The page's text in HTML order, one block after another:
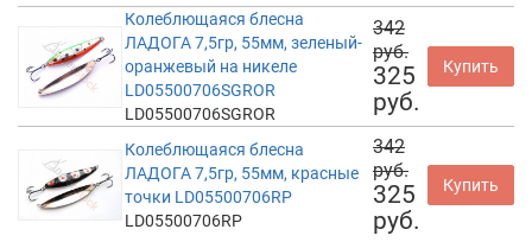
Колеблющаяся блесна
ЛАДОГА 7,5гр, 55мм, зеленый-
оранжевый на никеле
LD05500706SGROR
LD05500706SGROR
342
руб.
325
руб.
Купить
Колеблющаяся блесна
ЛАДОГА 7,5гр, 55мм, красные
точки LD05500706RP
LD05500706RP
342
руб.
325
руб.
Купить